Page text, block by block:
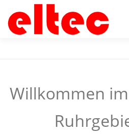
Inhalt
springen
PRODUKTE & LEISTUNGEN
Willkommen